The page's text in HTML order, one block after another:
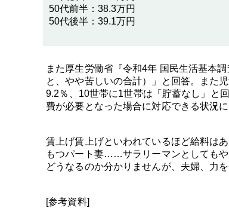
50代前半：38.3万円
50代後半：39.1万円
また厚生労働省『令和4年 国民生活基本
と、やや苦しいの合計）」と回答。また
9.2％、10世帯に1世帯は「貯蓄なし」と
費が必要となった場合に対応できる状況
賃上げ賃上げといわれているほど給料は
もつパート妻……サラリーマンとしても
どうなるのか分かりませんが、夫婦、力
[参考資料]